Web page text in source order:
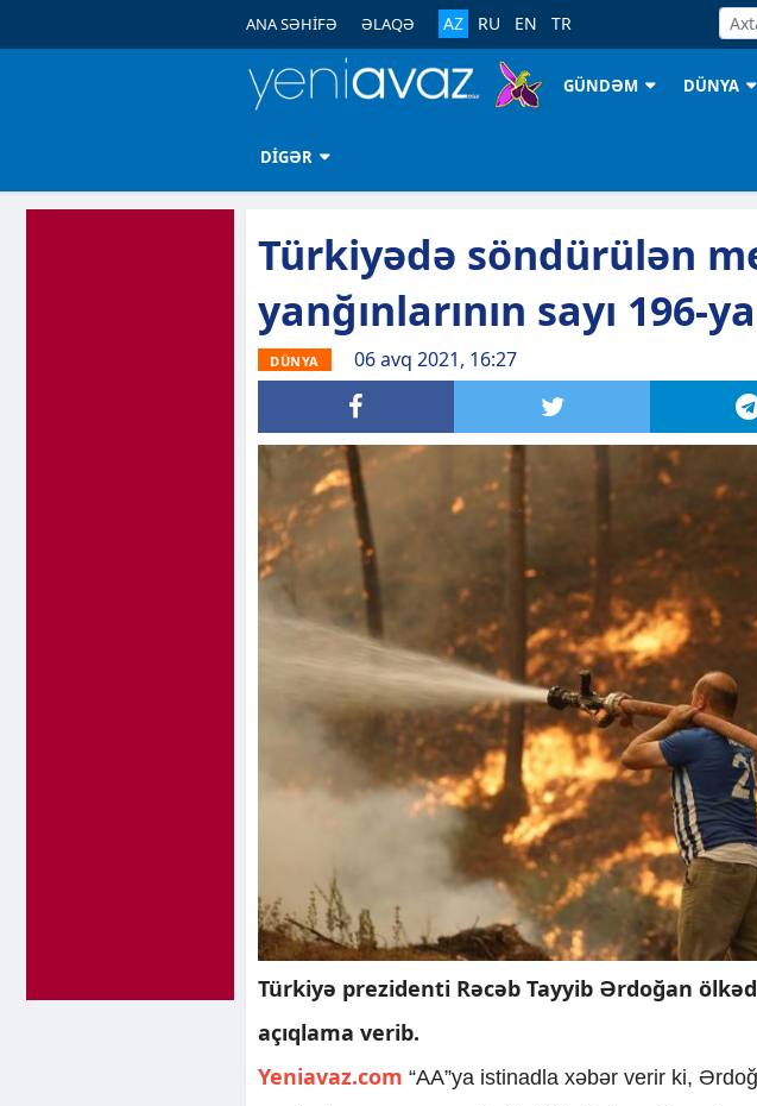
ANA SƏHİFƏ ƏLAQƏ AZ RU EN TR
GÜNDƏM DÜNYA
DİGƏR
Türkiyədə söndürülən
yanğınlarının sayı 196-
DÜNYA 06 avq 2021, 16:27
Türkiyə prezidenti Rəcəb Tayyib Ərdoğan
açıqlama verib.
Yeniavaz.com “AA”ya istinadla xəbər verir ki,